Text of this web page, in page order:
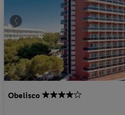
Obelisco